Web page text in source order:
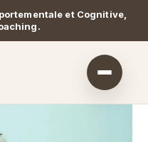
et Cognitive,